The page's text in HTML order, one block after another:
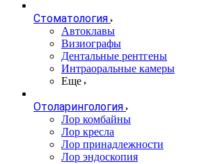
Стоматология
Автоклавы
Визиографы
Дентальные рентгены
Интраоральные камеры
Еще
Отоларингология
Лор комбайны
Лор кресла
Лор принадлежности
Лор эндоскопия